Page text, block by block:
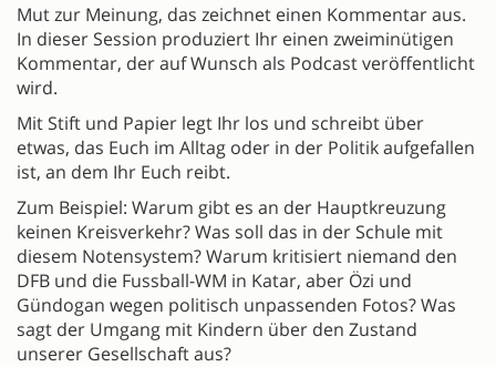
Mut zur Meinung, das zeichnet einen Kommentar aus.
In dieser Session produziert Ihr einen zweiminütigen
Kommentar, der auf Wunsch als Podcast veröffentlicht
wird.
Mit Stift und Papier legt Ihr los und schreibt über
etwas, das Euch im Alltag oder in der Politik aufgefallen
ist, an dem Ihr Euch reibt.
Zum Beispiel: Warum gibt es an der Hauptkreuzung
keinen Kreisverkehr? Was soll das in der Schule mit
diesem Notensystem? Warum kritisiert niemand den
DFB und die Fussball-WM in Katar, aber Özi und
Gündogan wegen politisch unpassenden Fotos? Was
sagt der Umgang mit Kindern über den Zustand
unserer Gesellschaft aus?